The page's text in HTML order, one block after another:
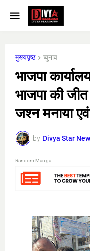
मुख्यपृष्ठ चुनाव
भाजपा
भाजपा की
जश्न मनाया एवं
by Divya Star
Random Manga